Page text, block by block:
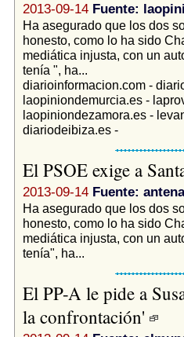
2013-09-14 Fuente:
Ha asegurado que los dos
honesto, como lo ha sido
mediática injusta, con un
tenía ", ha...
diarioinformacion.com -
laopiniondemurcia.es -
laopiniondezamora.es -
diariodeibiza.es -
El PSOE exige a
2013-09-14 Fuente:
Ha asegurado que los dos
honesto, como lo ha sido
mediática injusta, con un
tenía", ha...
El PP-A le pide a
la confrontación'